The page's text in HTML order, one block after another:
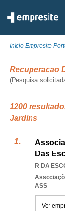
Início Empresite
Recuperacao
(Pesquisa
1200
Jardins
Das
R DA
ASS
Ver